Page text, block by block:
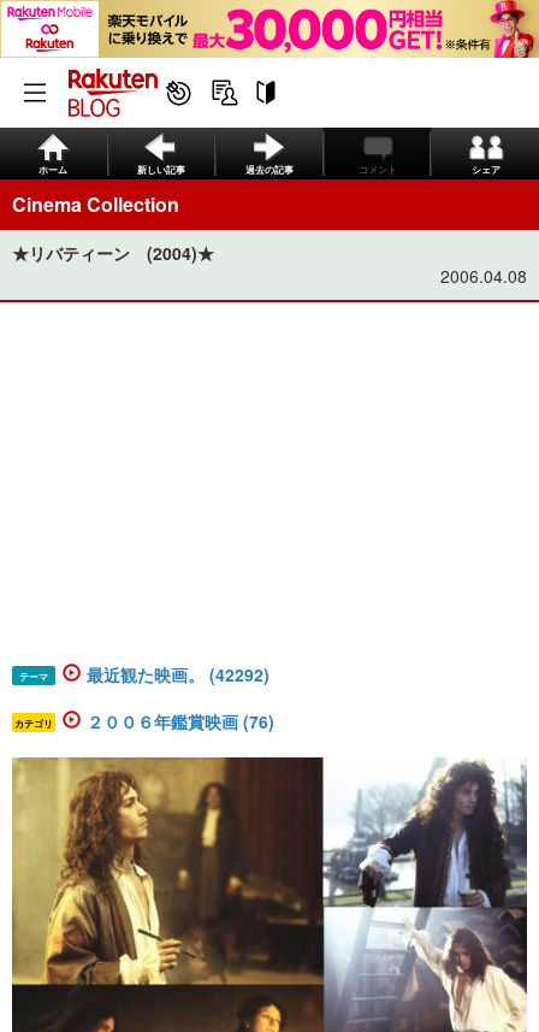
ホーム 新しい記事 過去の記事 コメント シェア
Cinema Collection
★リバティーン (2004)★
2006.04.08
テーマ 最近観た映画。 (42292)
カテゴリ ２００６年鑑賞映画 (76)